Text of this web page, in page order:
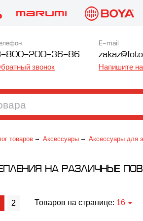
800-200-36-86
звонок
E-mail
Напишите
товаров Аксессуары Аксессуары для
НА РАЗЛИЧНЫЕ
2 Товаров на странице: 16